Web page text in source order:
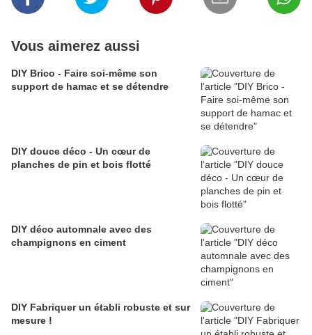
Vous aimerez aussi
DIY Brico - Faire soi-même son
support de hamac et se détendre
DIY douce déco - Un cœur de
planches de pin et bois flotté
DIY déco automnale avec des
champignons en ciment
DIY Fabriquer un établi robuste et sur
mesure !